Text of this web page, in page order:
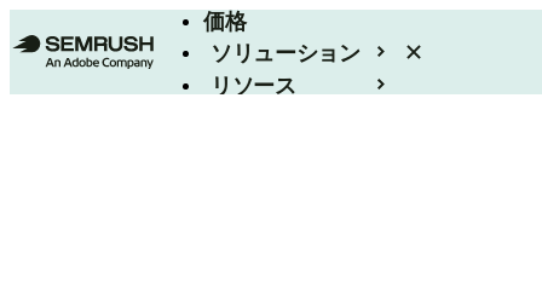
価格
ソリューション
リソース